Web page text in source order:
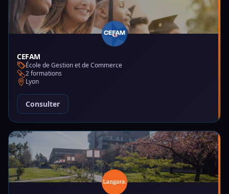
CEFAM
École de Gestion et de Commerce
2 formations
Lyon
Consulter